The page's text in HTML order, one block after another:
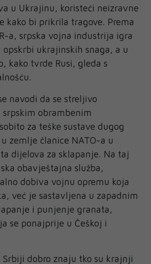
u Ukrajinu, koristeći neizravne
kako bi prikrila tragove. Prema
a, srpska vojna industrija igra
opskrbi ukrajinskih snaga, a u
kako tvrde Rusi, gleda s
navodi da se streljivo
srpskim obrambenim
za teške sustave dugog
zemlje članice NATO-a u
dijelova za sklapanje. Na taj
obavještajna služba,
dobiva vojnu opremu koja
već je sastavljena u zapadnim
i punjenje granata,
se ponajprije u Češkoj i
Srbiji dobro znaju tko su krajnji